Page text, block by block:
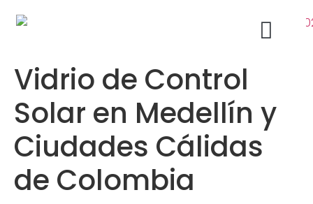
Vidrio de Control
Solar en Medellín y
Ciudades Cálidas
de Colombia